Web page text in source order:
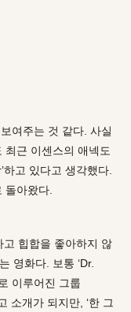
여주는 것 같다. 사실
최근 이센스의 애넥도
하고 있다고 생각했다.
돌아왔다.
힙합을 좋아하지 않
영화다. 보통 ‘Dr.
이루어진 그룹
소개가 되지만, ‘한 그